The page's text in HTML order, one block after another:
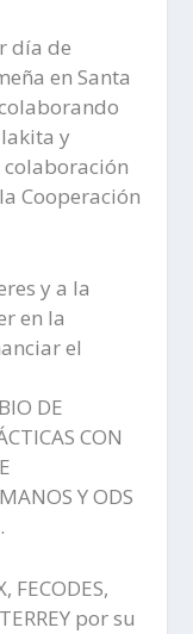
día de
en Santa
y
Cooperación
y a la
en la
el
DE
CON
Y ODS
por su